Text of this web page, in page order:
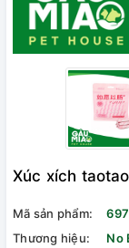
Xúc xích
Mã sản phẩm:
Thương hiệu:
No